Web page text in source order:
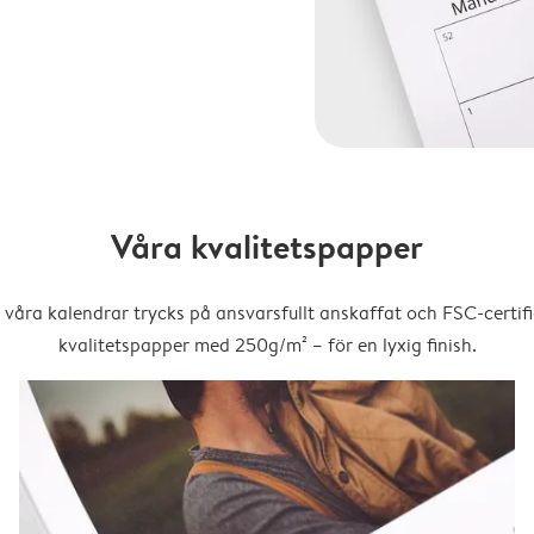
Våra kvalitetspapper
kalendrar trycks på ansvarsfullt anskaffat och FSC-
kvalitetspapper med 250g/m² – för en lyxig finish.